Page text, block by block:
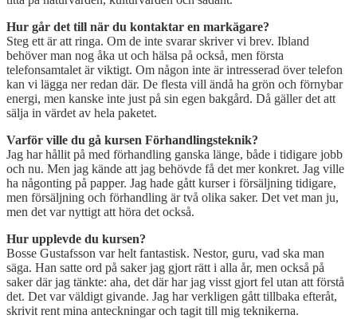
Hur går det till när du kontaktar en markägare?
Steg ett är att ringa. Om de inte svarar skriver vi brev. Ibland
behöver man nog åka ut och hälsa på också, men första
telefonsamtalet är viktigt. Om någon inte är intresserad över telefon
kan vi lägga ner redan där. De flesta vill ändå ha grön och förnybar
energi, men kanske inte just på sin egen bakgård. Då gäller det att
sälja in värdet av hela paketet.
Varför ville du gå kursen Förhandlingsteknik?
Jag har hållit på med förhandling ganska länge, både i tidigare jobb
och nu. Men jag kände att jag behövde få det mer konkret. Jag ville
ha någonting på papper. Jag hade gått kurser i försäljning tidigare,
men försäljning och förhandling är två olika saker. Det vet man ju,
men det var nyttigt att höra det också.
Hur upplevde du kursen?
Bosse Gustafsson var helt fantastisk. Nestor, guru, vad ska man
säga. Han satte ord på saker jag gjort rätt i alla år, men också på
saker där jag tänkte: aha, det där har jag visst gjort fel utan att förstå
det. Det var väldigt givande. Jag har verkligen gått tillbaka efteråt,
skrivit rent mina anteckningar och tagit till mig teknikerna.